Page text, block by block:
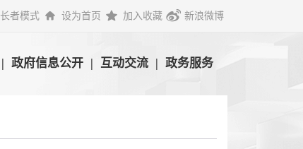
长者模式 设为首页 加入收藏 新浪微博
| 政府信息公开 | 互动交流 | 政务服务